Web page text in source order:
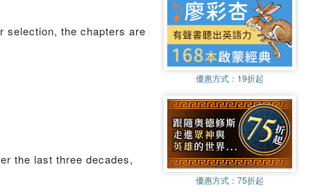
selection, the chapters are
the last three decades,
優惠方式： 19折起
優惠方式： 75折起